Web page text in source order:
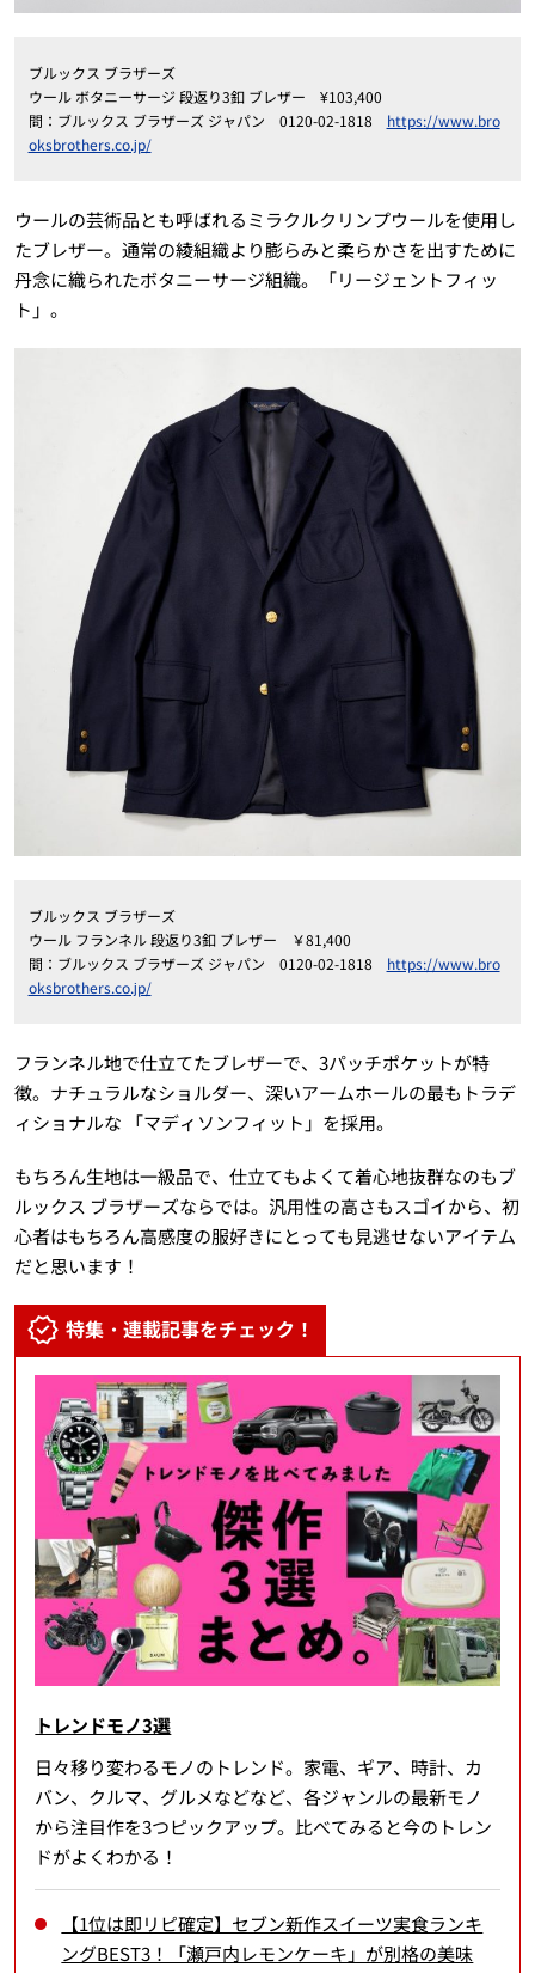
ブルックス ブラザーズ
ウール ボタニーサージ 段返り3釦 ブレザー ¥103,400
問：ブルックス ブラザーズ ジャパン 0120-02-1818 https://www.bro
oksbrothers.co.jp/
ウールの芸術品とも呼ばれるミラクルクリンプウールを使用し
たブレザー。通常の綾組織より膨らみと柔らかさを出すために
丹念に織られたボタニーサージ組織。「リージェントフィッ
ト」。
ブルックス ブラザーズ
ウール フランネル 段返り3釦 ブレザー ￥81,400
問：ブルックス ブラザーズ ジャパン 0120-02-1818 https://www.bro
oksbrothers.co.jp/
フランネル地で仕立てたブレザーで、3パッチポケットが特
徴。ナチュラルなショルダー、深いアームホールの最もトラデ
ィショナルな 「マディソンフィット」を採用。
もちろん生地は一級品で、仕立てもよくて着心地抜群なのもブ
ルックス ブラザーズならでは。汎用性の高さもスゴイから、初
心者はもちろん高感度の服好きにとっても見逃せないアイテム
だと思います！
特集・連載記事をチェック！
トレンドモノ3選
日々移り変わるモノのトレンド。家電、ギア、時計、カ
バン、クルマ、グルメなどなど、各ジャンルの最新モノ
から注目作を3つピックアップ。比べてみると今のトレン
ドがよくわかる！
【1位は即リピ確定】セブン新作スイーツ実食ランキ
ングBEST3！「瀬戸内レモンケーキ」が別格の美味